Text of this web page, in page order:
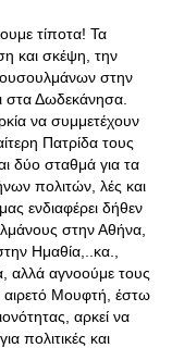
τίποτα! Τα
και σκέψη, την
στην
στα Δωδεκάνησα.
να συμμετέχουν
Πατρίδα τους
δύο σταθμά για τα
πολιτών, λές και
ενδιαφέρει δήθεν
στην Αθήνα,
Ημαθία,..κα.,
αλλά αγνοούμε τους
Μουφτή, έστω
αρκεί να
πολιτικές και